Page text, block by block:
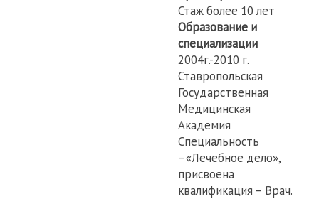
Стаж более 10 лет
Образование и
специализации
2004г.-2010 г.
Ставропольская
Государственная
Медицинская
Академия
Специальность
–«Лечебное дело»,
присвоена
квалификация – Врач.